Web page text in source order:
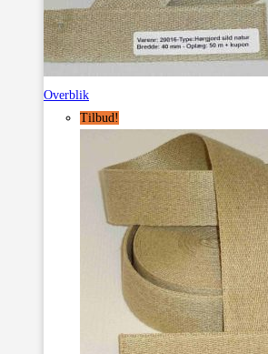
Overblik
Tilbud!